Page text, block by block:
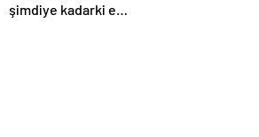
şimdiye kadarki en